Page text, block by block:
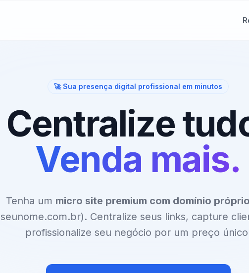
🚀 Sua presença digital profissional em minutos
Centralize
Venda mais.
Tenha um micro site premium com domínio
seunome.com.br). Centralize seus links, capture
profissionalize seu negócio por um preço